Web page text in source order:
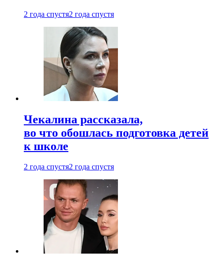
2 года спустя2 года спустя
Чекалина рассказала,
во что обошлась подготовка детей
к школе
2 года спустя2 года спустя